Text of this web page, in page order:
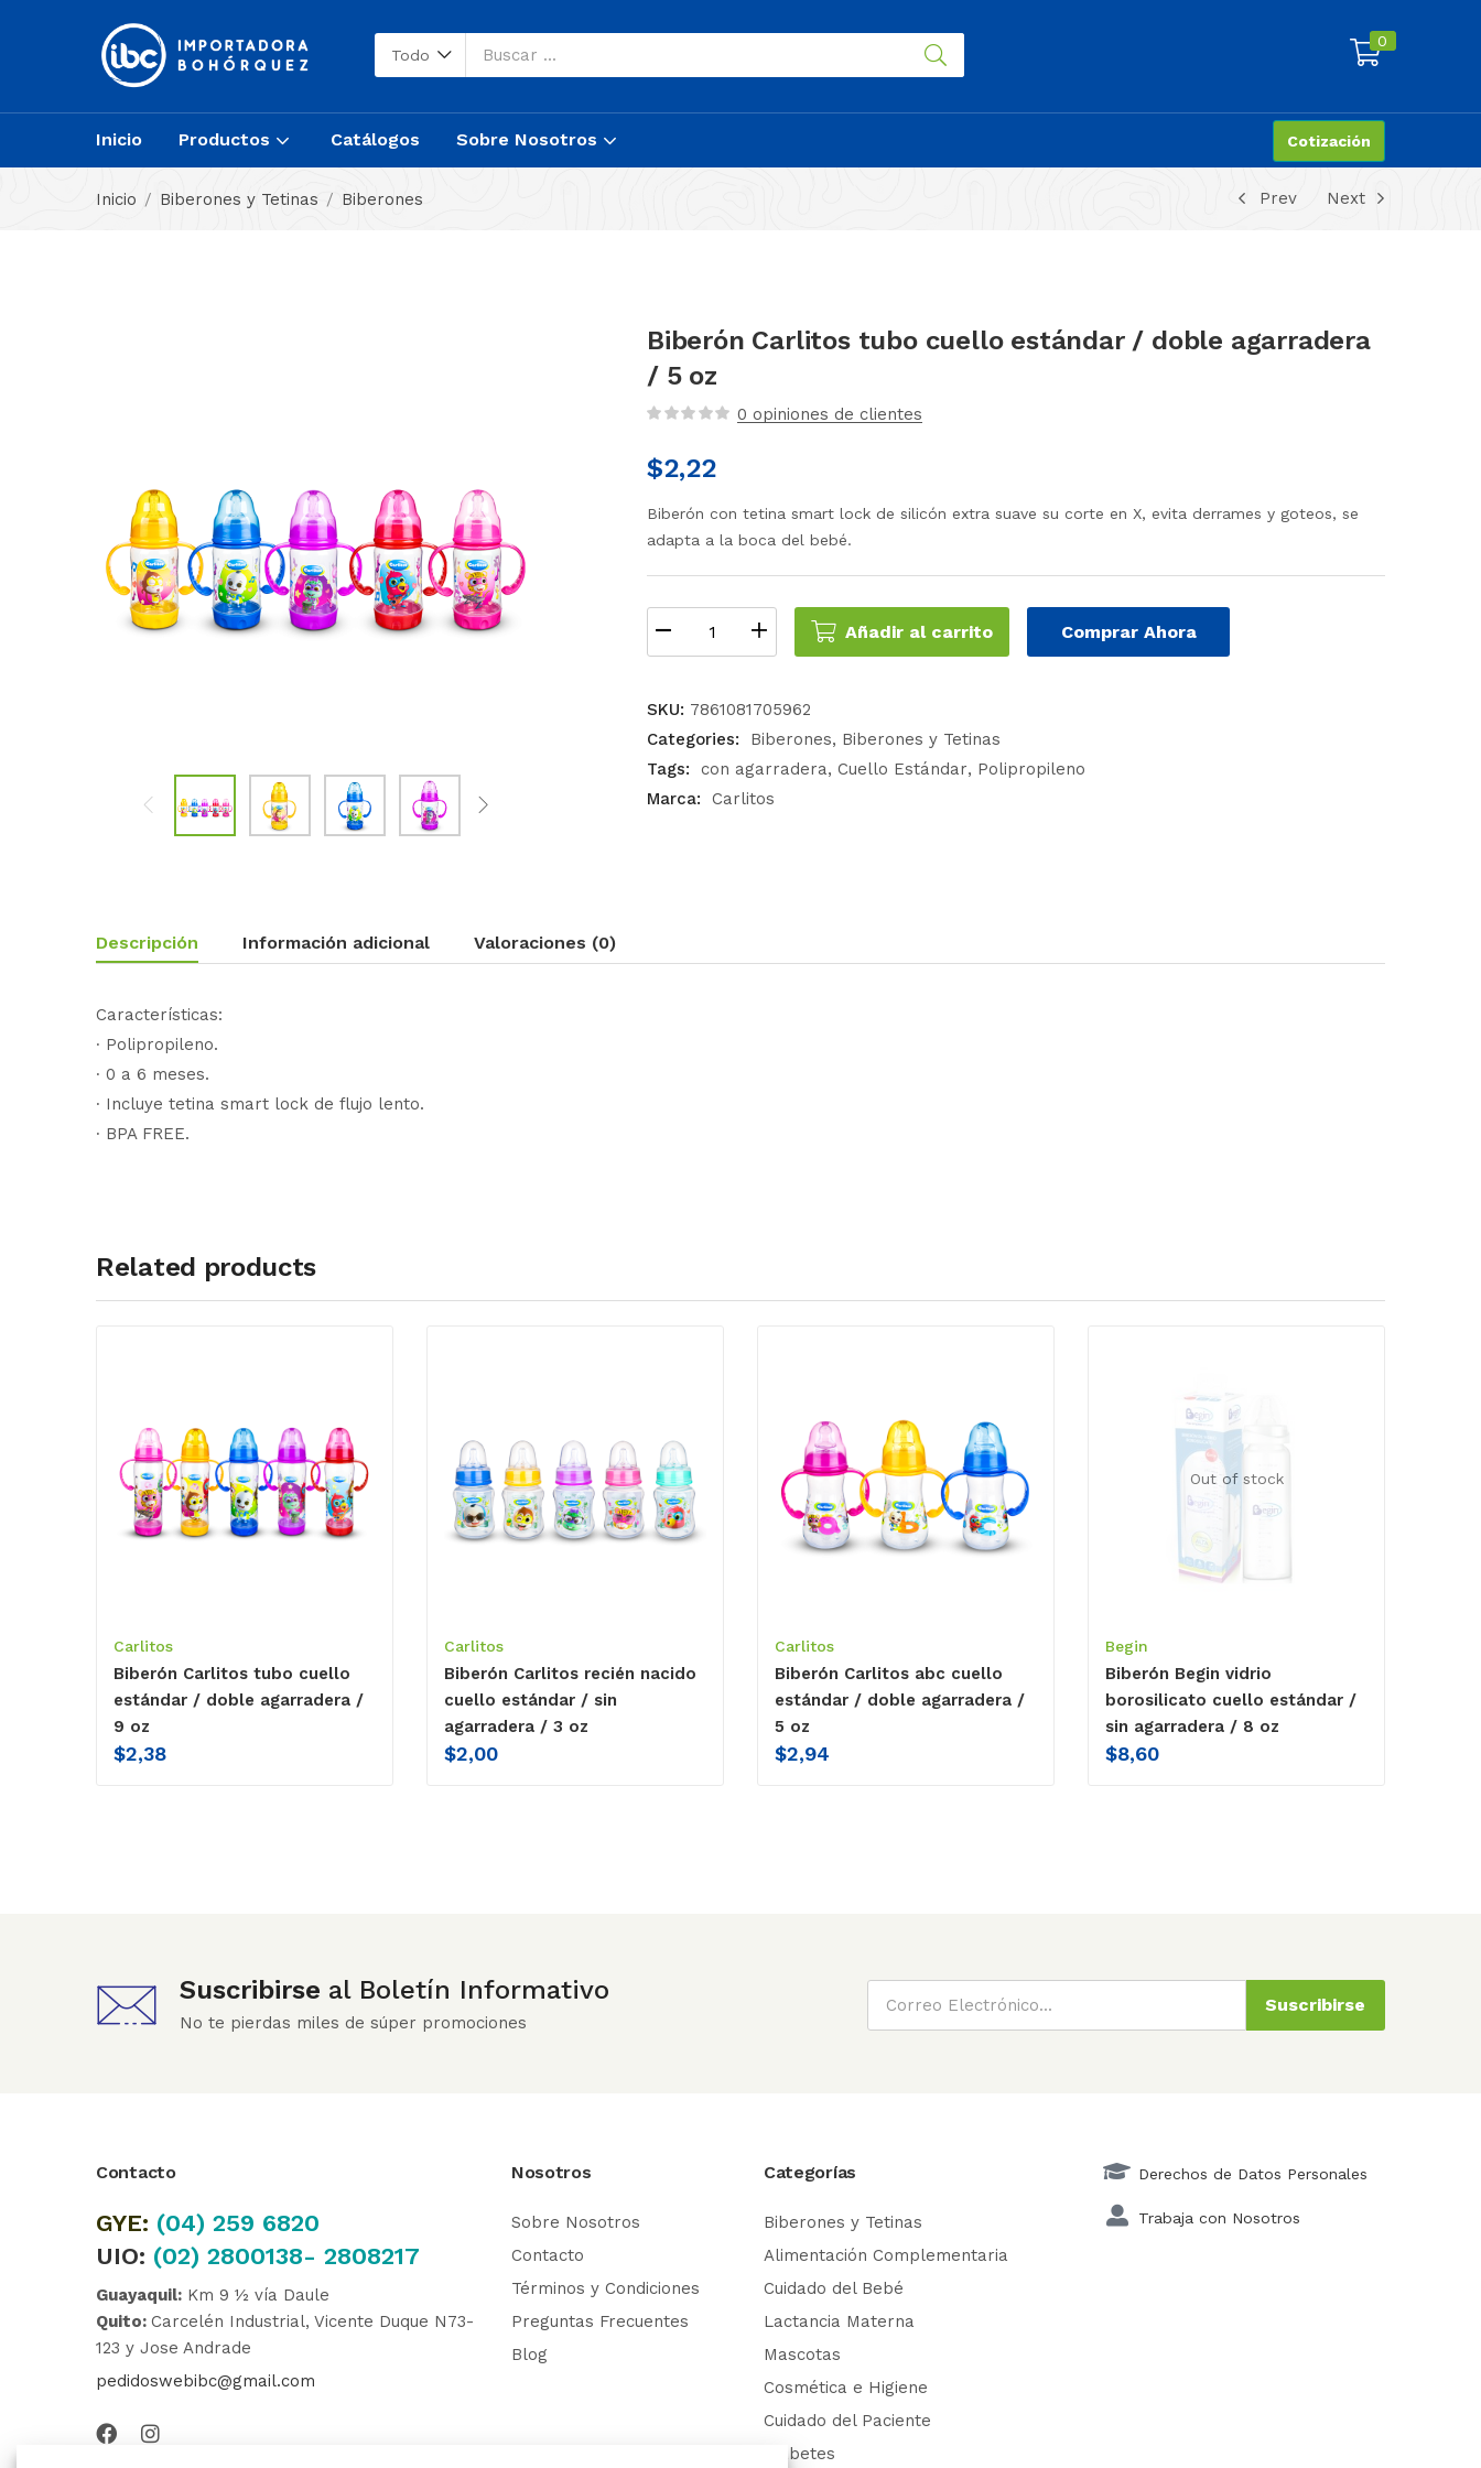
Todo
0
Inicio Productos Catálogos Sobre Nosotros Cotización
Inicio Biberones y Tetinas Biberones Prev Next
Biberón Carlitos tubo cuello estándar / doble agarradera
/ 5 oz
0 opiniones de clientes
$2,22
Biberón con tetina smart lock de silicón extra suave su corte en X, evita derrames y goteos, se
adapta a la boca del bebé.
Añadir al carrito Comprar Ahora
SKU: 7861081705962
Categories:
Biberones
Biberones y Tetinas
Tags:
con agarradera Cuello Estándar
Polipropileno
Marca:
Carlitos
Descripción Información adicional Valoraciones (0)
Características:
∙ Polipropileno.
∙ 0 a 6 meses.
∙ Incluye tetina smart lock de flujo lento.
∙ BPA FREE.
Related products
Carlitos
Biberón Carlitos tubo cuello
estándar / doble agarradera /
9 oz
$2,38
Carlitos
Biberón Carlitos recién nacido
cuello estándar / sin
agarradera / 3 oz
$2,00
Carlitos
Biberón Carlitos abc cuello
estándar / doble agarradera /
5 oz
$2,94
Out of stock
Begin
Biberón Begin vidrio
borosilicato cuello estándar /
sin agarradera / 8 oz
$8,60
Suscribirse al Boletín Informativo
No te pierdas miles de súper promociones
Suscribirse
Contacto
GYE: (04) 259 6820
UIO: (02) 2800138- 2808217
Guayaquil: Km 9 ½ vía Daule
Quito: Carcelén Industrial, Vicente Duque N73-
123 y Jose Andrade
pedidoswebibc@gmail.com
Nosotros
Sobre Nosotros
Contacto
Términos y Condiciones
Preguntas Frecuentes
Blog
Categorías
Biberones y Tetinas
Alimentación Complementaria
Cuidado del Bebé
Lactancia Materna
Mascotas
Cosmética e Higiene
Cuidado del Paciente
Diabetes
Derechos de Datos Personales
Trabaja con Nosotros